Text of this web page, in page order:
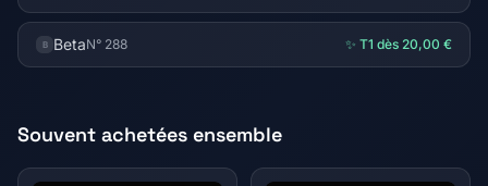
B BetaN° 288 ✨ T1 dès 20,00 €
Souvent achetées ensemble